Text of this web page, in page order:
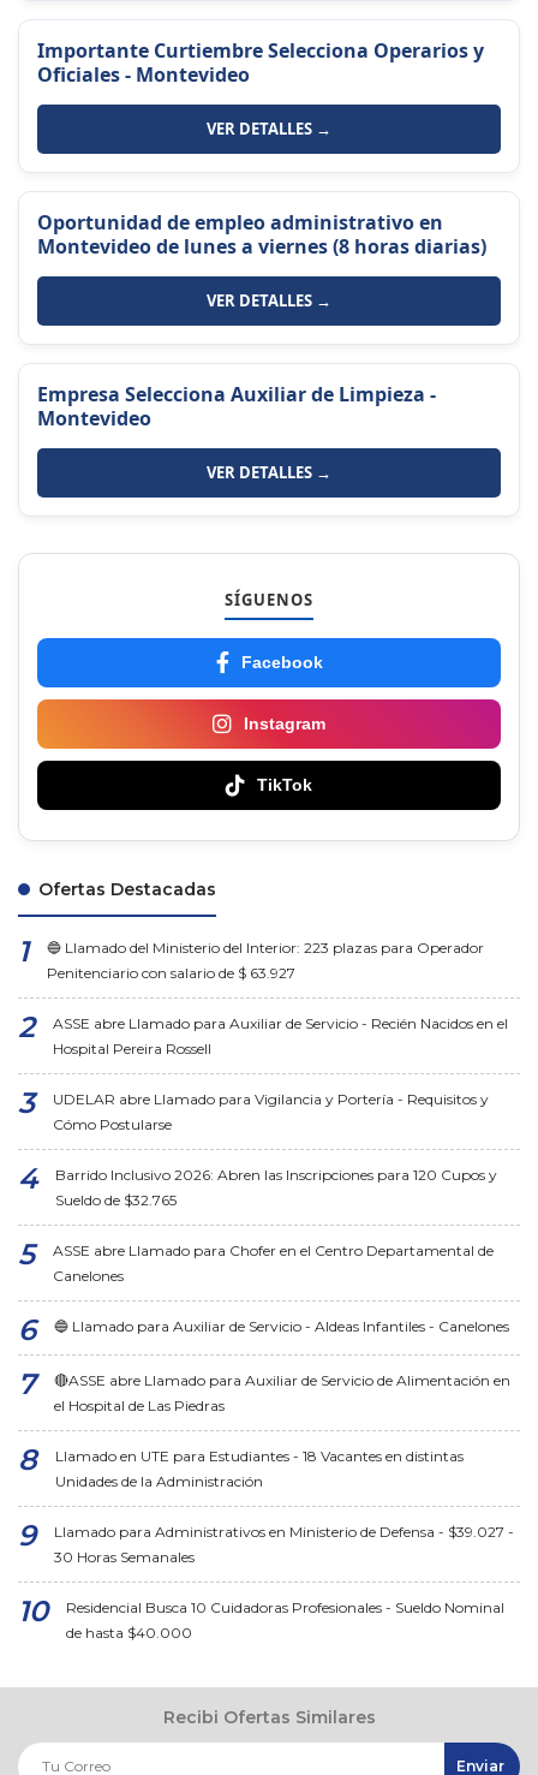
Importante Curtiembre Selecciona Operarios y
Oficiales - Montevideo
VER DETALLES →
Oportunidad de empleo administrativo en
Montevideo de lunes a viernes (8 horas diarias)
VER DETALLES →
Empresa Selecciona Auxiliar de Limpieza -
Montevideo
VER DETALLES →
SÍGUENOS
Facebook
Instagram
TikTok
Ofertas Destacadas
🔵 Llamado del Ministerio del Interior: 223 plazas para Operador
Penitenciario con salario de $ 63.927
ASSE abre Llamado para Auxiliar de Servicio - Recién Nacidos en el
Hospital Pereira Rossell
UDELAR abre Llamado para Vigilancia y Portería - Requisitos y
Cómo Postularse
Barrido Inclusivo 2026: Abren las Inscripciones para 120 Cupos y
Sueldo de $32.765
ASSE abre Llamado para Chofer en el Centro Departamental de
Canelones
🔵 Llamado para Auxiliar de Servicio - Aldeas Infantiles - Canelones
🔴ASSE abre Llamado para Auxiliar de Servicio de Alimentación en
el Hospital de Las Piedras
Llamado en UTE para Estudiantes - 18 Vacantes en distintas
Unidades de la Administración
Llamado para Administrativos en Ministerio de Defensa - $39.027 -
30 Horas Semanales
Residencial Busca 10 Cuidadoras Profesionales - Sueldo Nominal
de hasta $40.000
Recibi Ofertas Similares